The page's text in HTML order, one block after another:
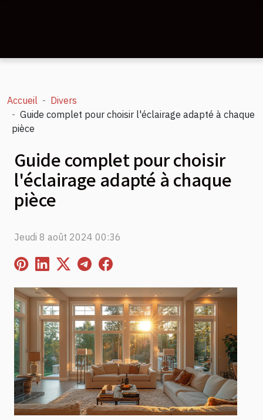
Accueil
Divers
Guide complet pour choisir l'éclairage adapté à chaque
pièce
Guide complet pour choisir
l'éclairage adapté à chaque
pièce
Jeudi 8 août 2024 00:36